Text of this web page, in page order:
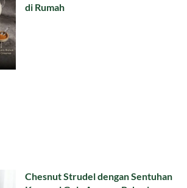
di Rumah
Chesnut Strudel dengan Sentuhan